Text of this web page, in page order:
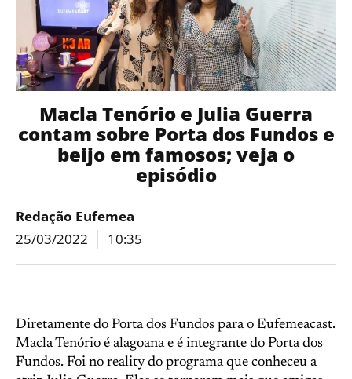
Macla Tenório e Julia Guerra
contam sobre Porta dos Fundos e
beijo em famosos; veja o
episódio
Redação Eufemea
25/03/2022
10:35
Diretamente do Porta dos Fundos para o Eufemeacast.
Macla Tenório é alagoana e é integrante do Porta dos
Fundos. Foi no reality do programa que conheceu a